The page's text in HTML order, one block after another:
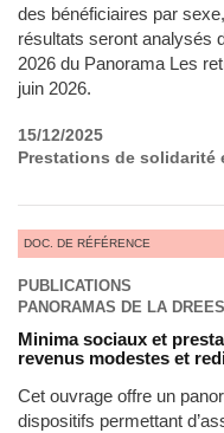
des bénéficiaires par
résultats seront analysés
2026 du Panorama Les
juin 2026.
15/12/2025
Prestations de solidarité
PUBLICATIONS
PANORAMAS DE LA DREES
Minima sociaux et
revenus modestes et
Cet ouvrage offre un
dispositifs permettant
DOC. DE RÉFÉRENCE